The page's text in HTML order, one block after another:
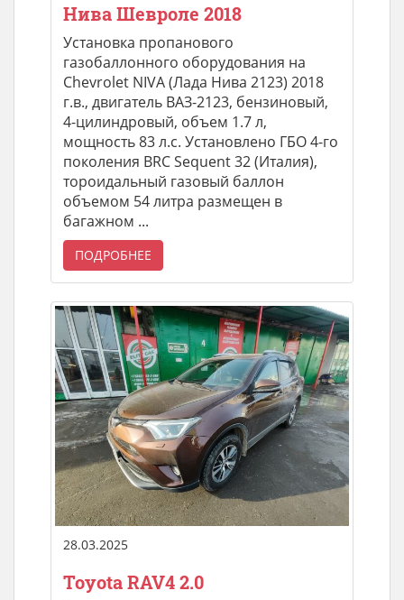
Нива Шевроле 2018
Установка пропанового
газобаллонного оборудования на
Chevrolet NIVA (Лада Нива 2123) 2018
г.в., двигатель ВАЗ-2123, бензиновый,
4-цилиндровый, объем 1.7 л,
мощность 83 л.с. Установлено ГБО 4-го
поколения BRC Sequent 32 (Италия),
тороидальный газовый баллон
объемом 54 литра размещен в
багажном ...
ПОДРОБНЕЕ
28.03.2025
Toyota RAV4 2.0